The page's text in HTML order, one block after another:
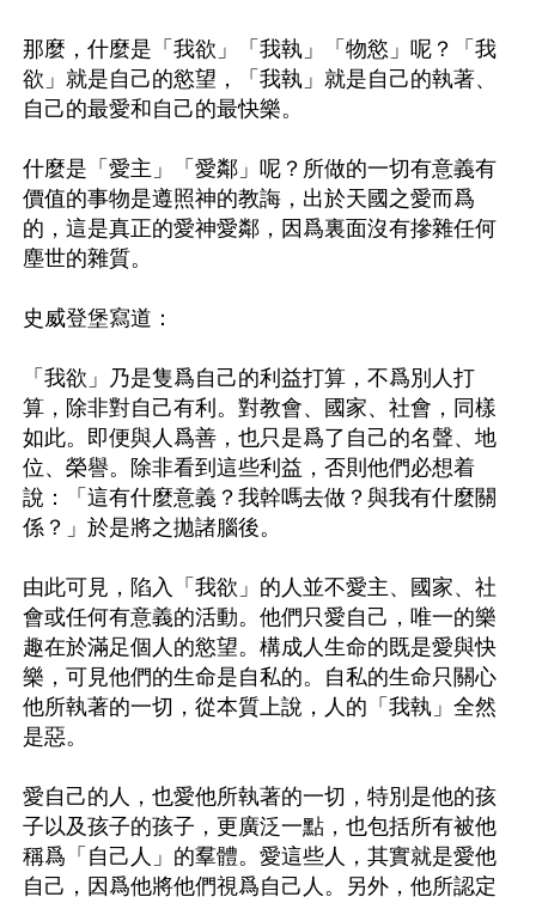
那麼，什麼是「我欲」「我執」「物慾」呢？「我
欲」就是自己的慾望，「我執」就是自己的執著、
自己的最愛和自己的最快樂。
什麼是「愛主」「愛鄰」呢？所做的一切有意義有
價值的事物是遵照神的教誨，出於天國之愛而爲
的，這是真正的愛神愛鄰，因爲裏面沒有摻雜任何
塵世的雜質。
史威登堡寫道：
「我欲」乃是隻爲自己的利益打算，不爲別人打
算，除非對自己有利。對教會、國家、社會，同樣
如此。即便與人爲善，也只是爲了自己的名聲、地
位、榮譽。除非看到這些利益，否則他們必想着
說：「這有什麼意義？我幹嗎去做？與我有什麼關
係？」於是將之拋諸腦後。
由此可見，陷入「我欲」的人並不愛主、國家、社
會或任何有意義的活動。他們只愛自己，唯一的樂
趣在於滿足個人的慾望。構成人生命的既是愛與快
樂，可見他們的生命是自私的。自私的生命只關心
他所執著的一切，從本質上說，人的「我執」全然
是惡。
愛自己的人，也愛他所執著的一切，特別是他的孩
子以及孩子的孩子，更廣泛一點，也包括所有被他
稱爲「自己人」的羣體。愛這些人，其實就是愛他
自己，因爲他將他們視爲自己人。另外，他所認定